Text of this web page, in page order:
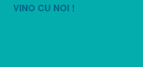
VINO CU NOI !